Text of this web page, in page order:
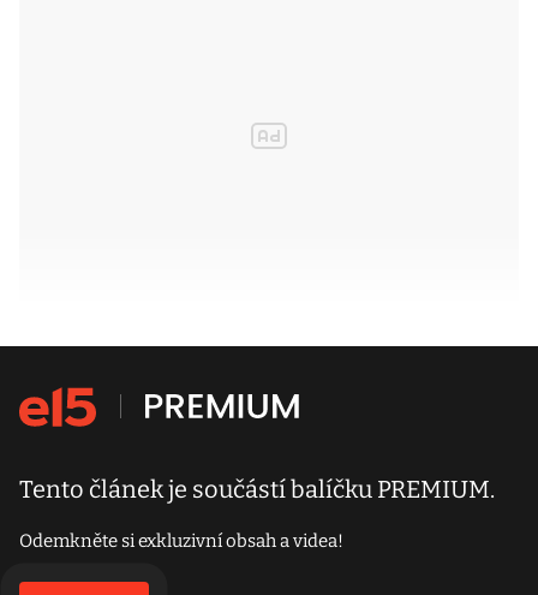
Tento článek je součástí balíčku PREMIUM.
Odemkněte si exkluzivní obsah a videa!